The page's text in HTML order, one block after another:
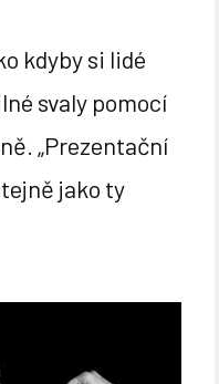
kdyby si lidé
svaly pomocí
„Prezentační
jako ty